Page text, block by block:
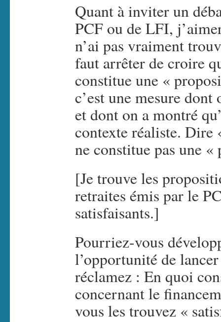
Quant à inviter un
PCF ou de LFI,
n’ai pas vraiment
faut arrêter de croire
constitue une «
c’est une mesure
et dont on a montré
contexte réaliste. Dire
ne constitue pas une
[Je trouve les
retraites émis par le
satisfaisants.]
Pourriez-vous
l’opportunité de
réclamez : En quoi
concernant le
vous les trouvez «